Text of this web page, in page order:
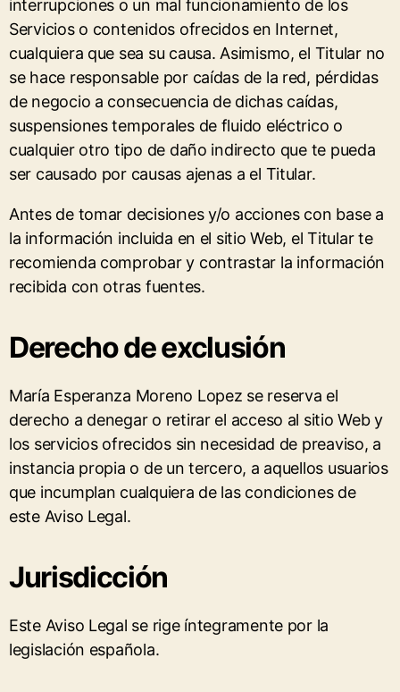
interrupciones o un mal funcionamiento de los
Servicios o contenidos ofrecidos en Internet,
cualquiera que sea su causa. Asimismo, el Titular no
se hace responsable por caídas de la red, pérdidas
de negocio a consecuencia de dichas caídas,
suspensiones temporales de fluido eléctrico o
cualquier otro tipo de daño indirecto que te pueda
ser causado por causas ajenas a el Titular.
Antes de tomar decisiones y/o acciones con base a
la información incluida en el sitio Web, el Titular te
recomienda comprobar y contrastar la información
recibida con otras fuentes.
Derecho de exclusión
María Esperanza Moreno Lopez se reserva el
derecho a denegar o retirar el acceso al sitio Web y
los servicios ofrecidos sin necesidad de preaviso, a
instancia propia o de un tercero, a aquellos usuarios
que incumplan cualquiera de las condiciones de
este Aviso Legal.
Jurisdicción
Este Aviso Legal se rige íntegramente por la
legislación española.